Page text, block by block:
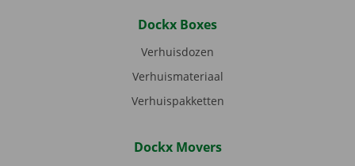
Dockx Boxes
Verhuisdozen
Verhuismateriaal
Verhuispakketten
Dockx Movers